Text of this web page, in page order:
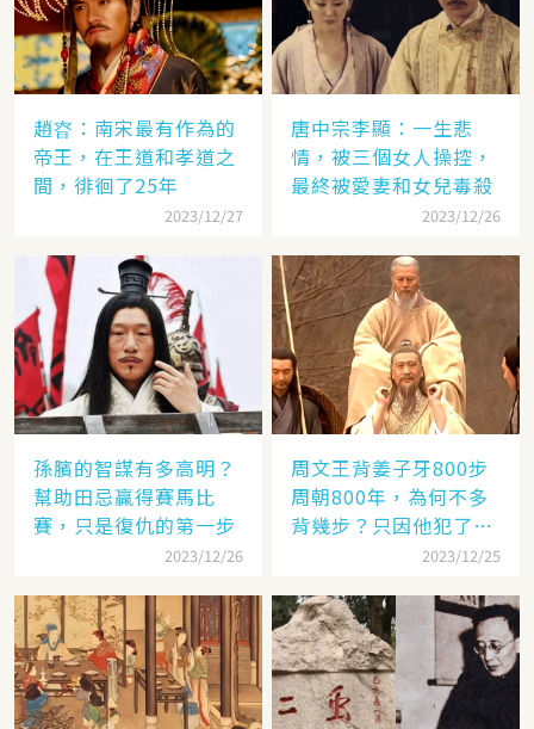
趙昚：南宋最有作為的
帝王，在王道和孝道之
間，徘徊了25年
2023/12/27
唐中宗李顯：一生悲
情，被三個女人操控，
最終被愛妻和女兒毒殺
2023/12/26
孫臏的智謀有多高明？
幫助田忌贏得賽馬比
賽，只是復仇的第一步
2023/12/26
周文王背姜子牙800步
周朝800年，為何不多
背幾步？只因他犯了個
2023/12/25